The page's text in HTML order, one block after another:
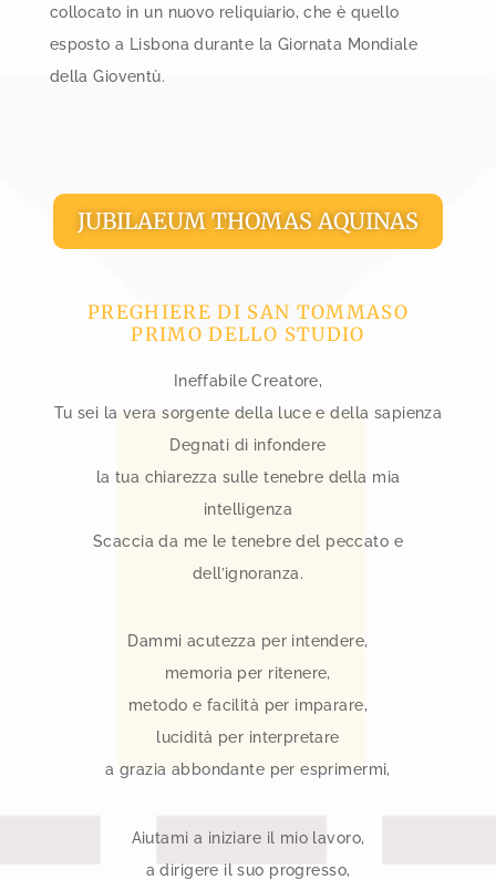
collocato in un nuovo reliquiario, che è quello
esposto a Lisbona durante la Giornata Mondiale
della Gioventù.
JUBILAEUM THOMAS AQUINAS
PREGHIERE DI SAN TOMMASO
PRIMO DELLO STUDIO
Ineffabile Creatore,
Tu sei la vera sorgente della luce e della sapienza
Degnati di infondere
la tua chiarezza sulle tenebre della mia
intelligenza
Scaccia da me le tenebre del peccato e
dell’ignoranza.
Dammi acutezza per intendere,
memoria per ritenere,
metodo e facilità per imparare,
lucidità per interpretare
a grazia abbondante per esprimermi,
Aiutami a iniziare il mio lavoro,
a dirigere il suo progresso,